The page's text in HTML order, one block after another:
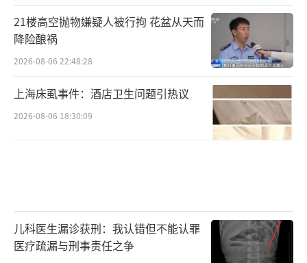
21楼高空抛物嫌疑人被行拘 花盆从天而
降险酿祸
2026-08-06 22:48:28
上海床虱事件：酒店卫生问题引热议
2026-08-06 18:30:09
儿科医生漏诊获刑：我认错但不能认罪
医疗疏漏与刑事责任之争